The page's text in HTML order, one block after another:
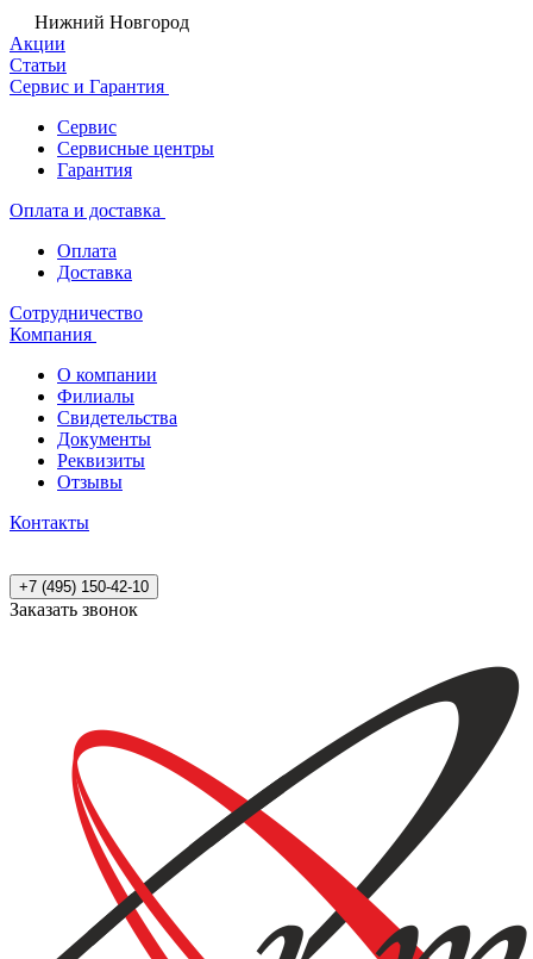
Нижний Новгород
Акции
Статьи
Сервис и Гарантия
Сервис
Сервисные центры
Гарантия
Оплата и доставка
Оплата
Доставка
Сотрудничество
Компания
О компании
Филиалы
Свидетельства
Документы
Реквизиты
Отзывы
Контакты
+7 (495) 150-42-10
Заказать звонок